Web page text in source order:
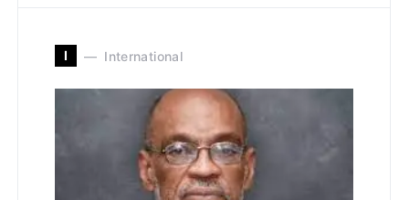
I International